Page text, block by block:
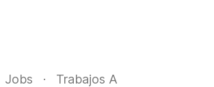
Jobs · Trabajos A